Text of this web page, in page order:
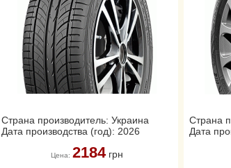
Страна производитель: Украина
Дата производства (год): 2026
Цена: 2184грн
Страна
Дата